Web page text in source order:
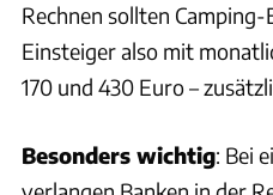
Rechnen sollten
Einsteiger also mit
170 und 430 Euro –
Besonders wichtig: Bei